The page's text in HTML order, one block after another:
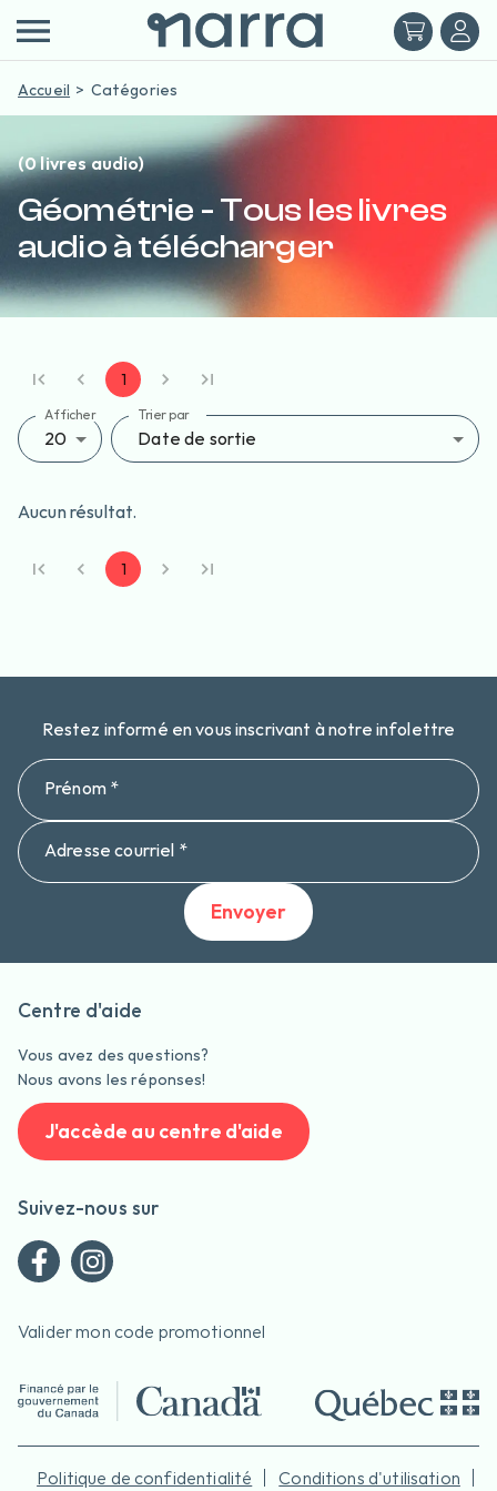
Accueil Catégories
(0 livres audio)
Géométrie - Tous les livres
audio à télécharger
1
Afficher
20
Trier par
Date de sortie
Aucun résultat.
1
Restez informé en vous inscrivant à notre infolettre
Prénom *
Adresse courriel *
Envoyer
Centre d'aide
Vous avez des questions?
Nous avons les réponses!
J'accède au centre d'aide
Suivez-nous sur
Valider mon code promotionnel
Politique de confidentialité Conditions d'utilisation